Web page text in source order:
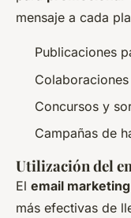
mensaje a cada
Publicaciones
Concursos y
Campañas de
Utilización del
El email marketing
más efectivas de